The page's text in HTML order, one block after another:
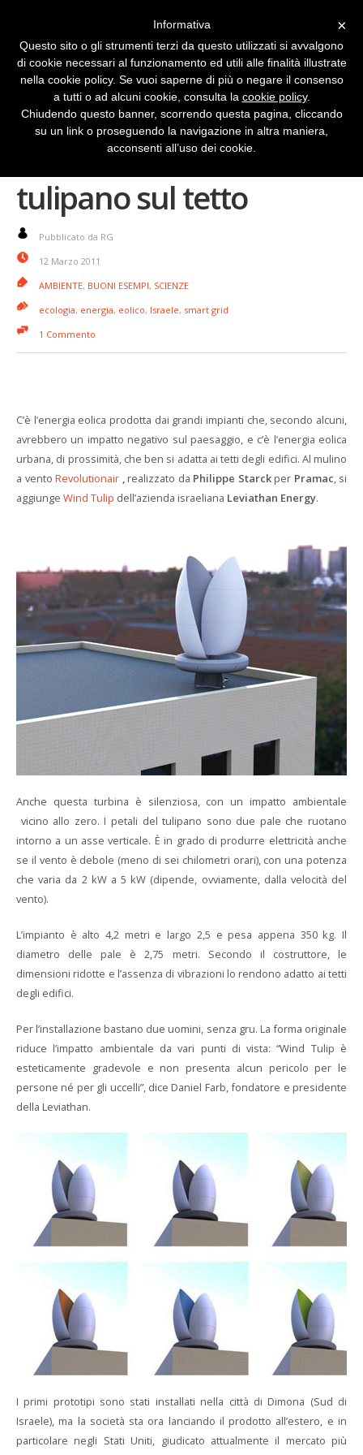
Energia eolica: un
tulipano sul tetto
Pubblicato da RG
12 Marzo 2011
AMBIENTE, BUONI ESEMPI, SCIENZE
ecologia, energia, eolico, Israele, smart grid
1 Commento
C’è l’energia eolica prodotta dai grandi impianti che, secondo alcuni,
avrebbero un impatto negativo sul paesaggio, e c’è l’energia eolica
urbana, di prossimità, che ben si adatta ai tetti degli edifici. Al mulino
a vento Revolutionair ,realizzato da Philippe Starckper Pramac, si
aggiunge Wind Tulip dell’azienda israeliana Leviathan Energy.
Anche questa turbina è silenziosa, con un impatto ambientale
vicino allo zero. I petali del tulipano sono due pale che ruotano
intorno a un asse verticale. È in grado di produrre elettricità anche
se il vento è debole (meno di sei chilometri orari), con una potenza
che varia da 2 kW a 5 kW (dipende, ovviamente, dalla velocità del
vento).
L’impianto è alto 4,2 metri e largo 2,5 e pesa appena 350 kg. Il
diametro delle pale è 2,75 metri. Secondo il costruttore, le
dimensioni ridotte e l’assenza di vibrazioni lo rendono adatto ai tetti
degli edifici.
Per l’installazione bastano due uomini, senza gru. La forma originale
riduce l’impatto ambientale da vari punti di vista: “Wind Tulip è
esteticamente gradevole e non presenta alcun pericolo per le
persone né per gli uccelli”, dice Daniel Farb, fondatore e presidente
della Leviathan.
I primi prototipi sono stati installati nella città di Dimona (Sud di
Israele), ma la società sta ora lanciando il prodotto all’estero, e in
particolare negli Stati Uniti, giudicato attualmente il mercato più
×
Informativa
Questo sito o gli strumenti terzi da questo utilizzati si avvalgono
di cookie necessari al funzionamento ed utili alle finalità illustrate
nella cookie policy. Se vuoi saperne di più o negare il consenso
a tutti o ad alcuni cookie, consulta la cookie policy.
Chiudendo questo banner, scorrendo questa pagina, cliccando
su un link o proseguendo la navigazione in altra maniera,
acconsenti all’uso dei cookie.